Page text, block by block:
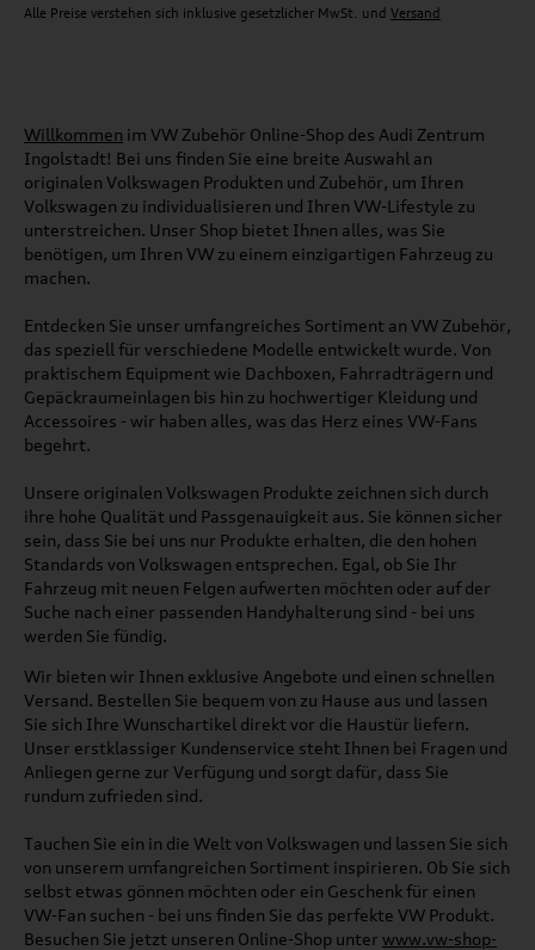
Alle Preise verstehen sich inklusive gesetzlicher MwSt. und Versand
Willkommen im VW Zubehör Online-Shop des Audi Zentrum
Ingolstadt! Bei uns finden Sie eine breite Auswahl an
originalen Volkswagen Produkten und Zubehör, um Ihren
Volkswagen zu individualisieren und Ihren VW-Lifestyle zu
unterstreichen. Unser Shop bietet Ihnen alles, was Sie
benötigen, um Ihren VW zu einem einzigartigen Fahrzeug zu
machen.
Entdecken Sie unser umfangreiches Sortiment an VW Zubehör,
das speziell für verschiedene Modelle entwickelt wurde. Von
praktischem Equipment wie Dachboxen, Fahrradträgern und
Gepäckraumeinlagen bis hin zu hochwertiger Kleidung und
Accessoires - wir haben alles, was das Herz eines VW-Fans
begehrt.
Unsere originalen Volkswagen Produkte zeichnen sich durch
ihre hohe Qualität und Passgenauigkeit aus. Sie können sicher
sein, dass Sie bei uns nur Produkte erhalten, die den hohen
Standards von Volkswagen entsprechen. Egal, ob Sie Ihr
Fahrzeug mit neuen Felgen aufwerten möchten oder auf der
Suche nach einer passenden Handyhalterung sind - bei uns
werden Sie fündig.
Wir bieten wir Ihnen exklusive Angebote und einen schnellen
Versand. Bestellen Sie bequem von zu Hause aus und lassen
Sie sich Ihre Wunschartikel direkt vor die Haustür liefern.
Unser erstklassiger Kundenservice steht Ihnen bei Fragen und
Anliegen gerne zur Verfügung und sorgt dafür, dass Sie
rundum zufrieden sind.
Tauchen Sie ein in die Welt von Volkswagen und lassen Sie sich
von unserem umfangreichen Sortiment inspirieren. Ob Sie sich
selbst etwas gönnen möchten oder ein Geschenk für einen
VW-Fan suchen - bei uns finden Sie das perfekte VW Produkt.
Besuchen Sie jetzt unseren Online-Shop unter www.vw-shop-